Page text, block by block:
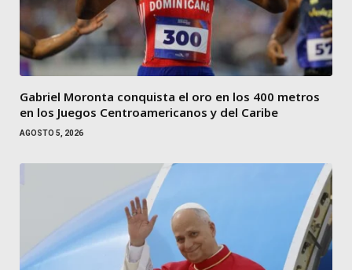
Gabriel Moronta conquista el oro en los 400 metros
en los Juegos Centroamericanos y del Caribe
AGOSTO 5, 2026